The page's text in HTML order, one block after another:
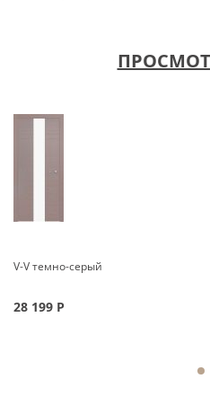
V-V темно-серый
28 199 Р